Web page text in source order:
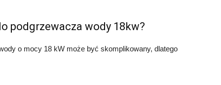
podgrzewacza wody 18kw?
o mocy 18 kW może być skomplikowany, dlatego